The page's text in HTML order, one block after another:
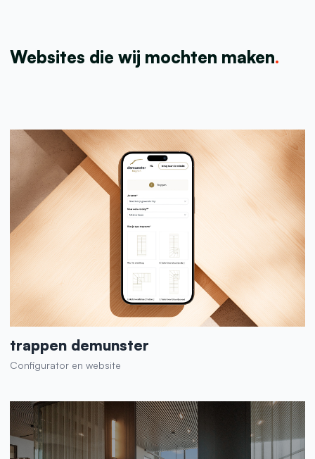
Websites die wij mochten maken.
trappen demunster
Configurator en website